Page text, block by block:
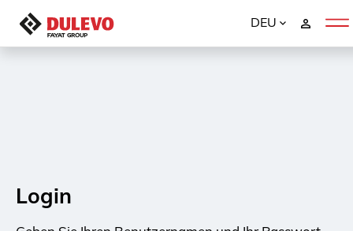
DEU
Login